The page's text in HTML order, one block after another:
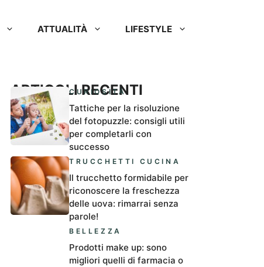
ATTUALITÀ LIFESTYLE
ARTICOLI RECENTI
CURIOSITÀ
Tattiche per la risoluzione
del fotopuzzle: consigli utili
per completarli con
successo
TRUCCHETTI CUCINA
Il trucchetto formidabile per
riconoscere la freschezza
delle uova: rimarrai senza
parole!
BELLEZZA
Prodotti make up: sono
migliori quelli di farmacia o